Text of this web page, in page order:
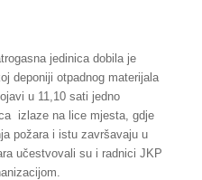
jedinica dobila je
deponiji otpadnog materijala
u 11,10 sati jedno
izlaze na lice mjesta, gdje
požara i istu završavaju u
učestvovali su i radnici JKP